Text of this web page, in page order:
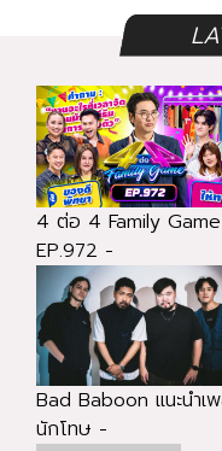
4 ต่อ 4 Family Game
EP.972 -
Bad Baboon แนะนำเ
นักโทษ -